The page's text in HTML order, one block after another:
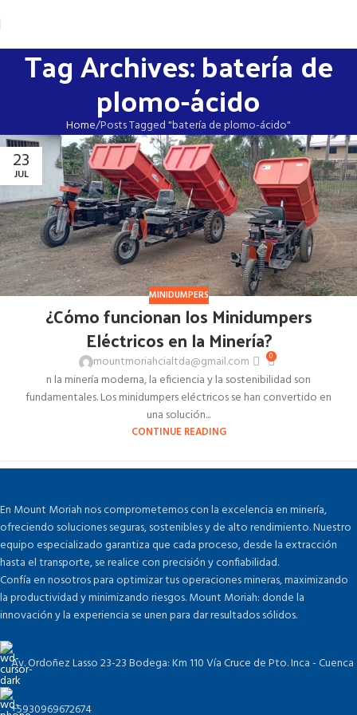
Tag Archives: batería de
plomo-ácido
Home Posts Tagged "batería de plomo-ácido"
23
JUL
MINIDUMPERS
¿Cómo funcionan los Minidumpers
Eléctricos en la Minería?
mountmoriahcialtda@gmail.com 0
n la minería moderna, la eficiencia y la sostenibilidad son
fundamentales. Los minidumpers eléctricos se han convertido en
una solución...
CONTINUE READING
En Mount Moriah nos comprometemos con la excelencia en minería,
ofreciendo soluciones seguras, sostenibles y de alto rendimiento. Nuestro
equipo especializado garantiza que cada proceso, desde la extracción
hasta el transporte, se realice con precisión y confiabilidad.
Confía en nosotros para optimizar tus operaciones mineras, maximizando
la productividad y minimizando riesgos. Mount Moriah: donde la
innovación y la experiencia se unen para dar resultados sólidos.
Av. Ordoñez Lasso 23-23 Bodega: Km 110 Vía Cruce de Pto. Inca - Cuenca
+5930969672674